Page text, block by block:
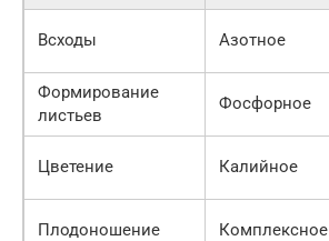
Всходы Азотное
Формирование
листьев
Фосфорное
Цветение Калийное
Плодоношение Комплексное